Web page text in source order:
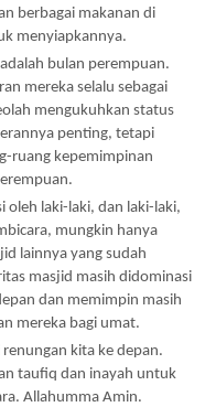
berbagai makanan di
menyiapkannya.
bulan perempuan.
mereka selalu sebagai
mengukuhkan status
penting, tetapi
ruang kepemimpinan
oleh laki-laki, dan laki-laki,
mungkin hanya
lainnya yang sudah
masjid masih didominasi
dan memimpin masih
mereka bagi umat.
kita ke depan.
taufiq dan inayah untuk
Allahumma Amin.